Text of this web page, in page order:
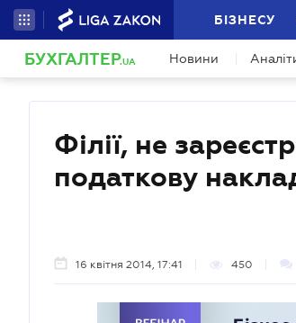
БІЗНЕСУ
БУХГАЛТЕР.UA Новини
Філії, не
податкову
16 квітня 2014, 17:41 450